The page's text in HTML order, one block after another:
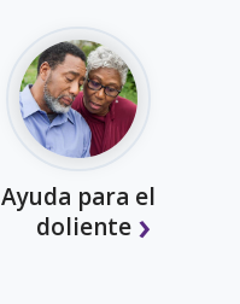
Ayuda para el
doliente